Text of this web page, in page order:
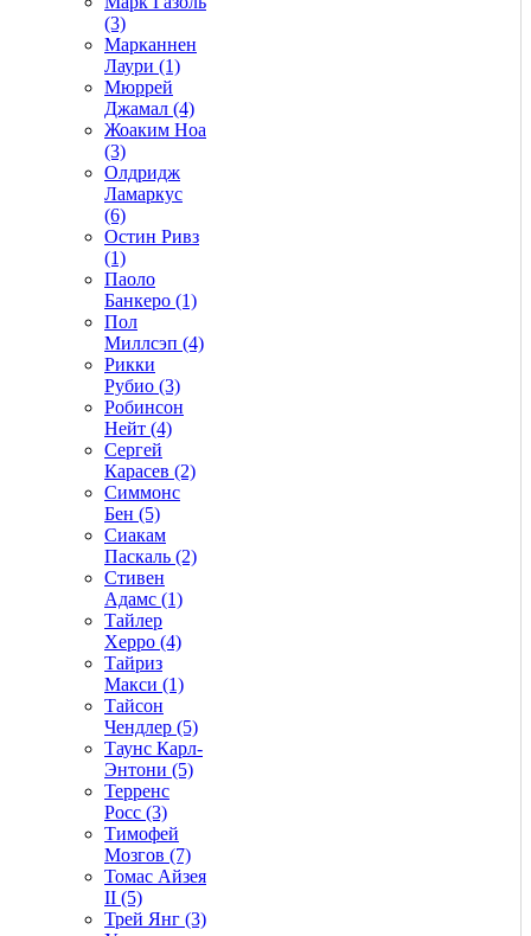
(3)
Марканнен
Лаури (1)
Мюррей
Джамал (4)
Жоаким Ноа
(3)
Олдридж
Ламаркус
(6)
Остин Ривз
(1)
Паоло
Банкеро (1)
Пол
Миллсэп (4)
Рикки
Рубио (3)
Робинсон
Нейт (4)
Сергей
Карасев (2)
Симмонс
Бен (5)
Сиакам
Паскаль (2)
Стивен
Адамс (1)
Тайлер
Херро (4)
Тайриз
Макси (1)
Тайсон
Чендлер (5)
Таунс Карл-
Энтони (5)
Терренс
Росс (3)
Тимофей
Мозгов (7)
Томас Айзея
II (5)
Трей Янг (3)